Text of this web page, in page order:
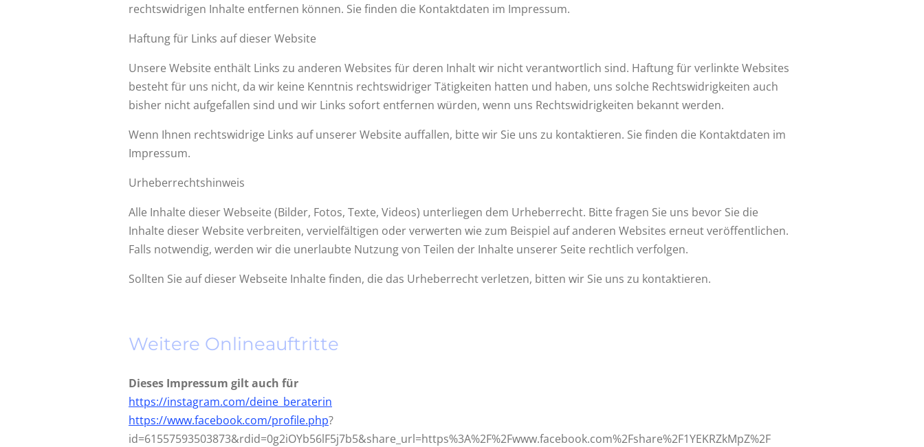
rechtswidrigen Inhalte entfernen können. Sie finden die Kontaktdaten im Impressum.
Haftung für Links auf dieser Website
Unsere Website enthält Links zu anderen Websites für deren Inhalt wir nicht verantwortlich sind. Haftung für verlinkte Websites
besteht für uns nicht, da wir keine Kenntnis rechtswidriger Tätigkeiten hatten und haben, uns solche Rechtswidrigkeiten auch
bisher nicht aufgefallen sind und wir Links sofort entfernen würden, wenn uns Rechtswidrigkeiten bekannt werden.
Wenn Ihnen rechtswidrige Links auf unserer Website auffallen, bitte wir Sie uns zu kontaktieren. Sie finden die Kontaktdaten im
Impressum.
Urheberrechtshinweis
Alle Inhalte dieser Webseite (Bilder, Fotos, Texte, Videos) unterliegen dem Urheberrecht. Bitte fragen Sie uns bevor Sie die
Inhalte dieser Website verbreiten, vervielfältigen oder verwerten wie zum Beispiel auf anderen Websites erneut veröffentlichen.
Falls notwendig, werden wir die unerlaubte Nutzung von Teilen der Inhalte unserer Seite rechtlich verfolgen.
Sollten Sie auf dieser Webseite Inhalte finden, die das Urheberrecht verletzen, bitten wir Sie uns zu kontaktieren.
Weitere Onlineauftritte
Dieses Impressum gilt auch für
https://instagram.com/deine_beraterin
https://www.facebook.com/profile.php?
id=61557593503873&rdid=0g2iOYb56lF5j7b5&share_url=https%3A%2F%2Fwww.facebook.com%2Fshare%2F1YEKRZkMpZ%2F